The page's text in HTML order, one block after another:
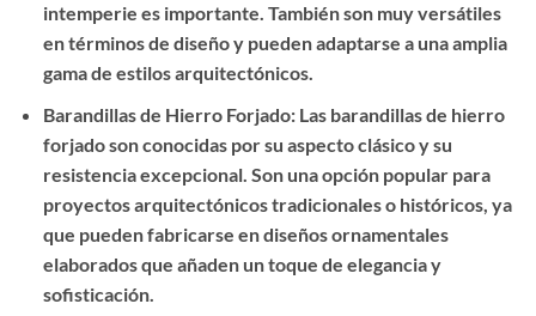
intemperie es importante. También son muy versátiles
en términos de diseño y pueden adaptarse a una amplia
gama de estilos arquitectónicos.
Barandillas de Hierro Forjado: Las barandillas de hierro
forjado son conocidas por su aspecto clásico y su
resistencia excepcional. Son una opción popular para
proyectos arquitectónicos tradicionales o históricos, ya
que pueden fabricarse en diseños ornamentales
elaborados que añaden un toque de elegancia y
sofisticación.